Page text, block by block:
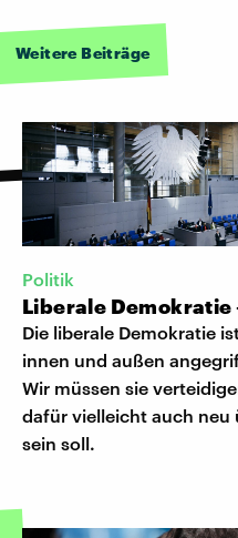
Weitere Beiträge
Politik
Liberale Demokratie
Die liberale Demokratie
innen und außen
Wir müssen sie
dafür vielleicht auch neu
sein soll.